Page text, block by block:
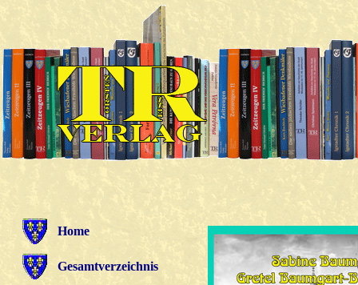
Home
Gesamtverzeichnis